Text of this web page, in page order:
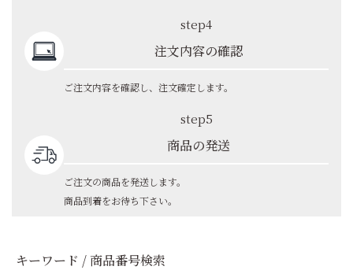
step4
注文内容の確認
ご注文内容を確認し、注文確定します。
step5
商品の発送
ご注文の商品を発送します。
商品到着をお待ち下さい。
キーワード / 商品番号検索